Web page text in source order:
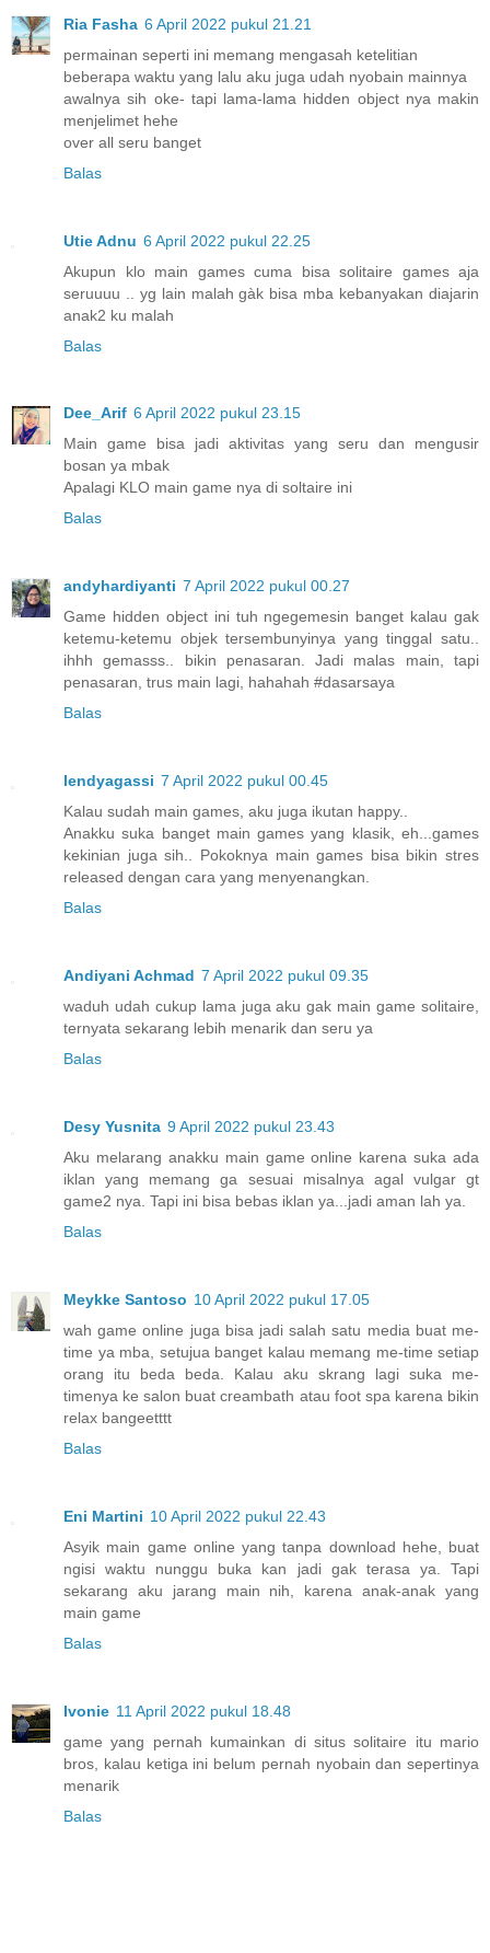
Ria Fasha 6 April 2022 pukul 21.21
permainan seperti ini memang mengasah ketelitian
beberapa waktu yang lalu aku juga udah nyobain mainnya
awalnya sih oke- tapi lama-lama hidden object nya makin
menjelimet hehe
over all seru banget
Balas
Utie Adnu 6 April 2022 pukul 22.25
Akupun klo main games cuma bisa solitaire games aja
seruuuu .. yg lain malah gàk bisa mba kebanyakan diajarin
anak2 ku malah
Balas
Dee_Arif 6 April 2022 pukul 23.15
Main game bisa jadi aktivitas yang seru dan mengusir
bosan ya mbak
Apalagi KLO main game nya di soltaire ini
Balas
andyhardiyanti 7 April 2022 pukul 00.27
Game hidden object ini tuh ngegemesin banget kalau gak
ketemu-ketemu objek tersembunyinya yang tinggal satu..
ihhh gemasss.. bikin penasaran. Jadi malas main, tapi
penasaran, trus main lagi, hahahah #dasarsaya
Balas
lendyagassi 7 April 2022 pukul 00.45
Kalau sudah main games, aku juga ikutan happy..
Anakku suka banget main games yang klasik, eh...games
kekinian juga sih.. Pokoknya main games bisa bikin stres
released dengan cara yang menyenangkan.
Balas
Andiyani Achmad 7 April 2022 pukul 09.35
waduh udah cukup lama juga aku gak main game solitaire,
ternyata sekarang lebih menarik dan seru ya
Balas
Desy Yusnita 9 April 2022 pukul 23.43
Aku melarang anakku main game online karena suka ada
iklan yang memang ga sesuai misalnya agal vulgar gt
game2 nya. Tapi ini bisa bebas iklan ya...jadi aman lah ya.
Balas
Meykke Santoso 10 April 2022 pukul 17.05
wah game online juga bisa jadi salah satu media buat me-
time ya mba, setujua banget kalau memang me-time setiap
orang itu beda beda. Kalau aku skrang lagi suka me-
timenya ke salon buat creambath atau foot spa karena bikin
relax bangeetttt
Balas
Eni Martini 10 April 2022 pukul 22.43
Asyik main game online yang tanpa download hehe, buat
ngisi waktu nunggu buka kan jadi gak terasa ya. Tapi
sekarang aku jarang main nih, karena anak-anak yang
main game
Balas
Ivonie 11 April 2022 pukul 18.48
game yang pernah kumainkan di situs solitaire itu mario
bros, kalau ketiga ini belum pernah nyobain dan sepertinya
menarik
Balas